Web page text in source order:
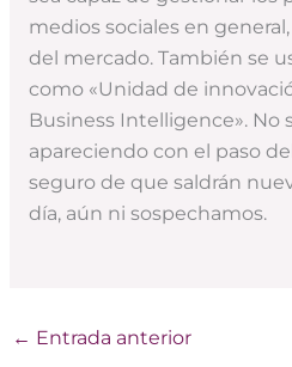
medios sociales en
del mercado. También se
como «Unidad de
Business Intelligence». No
apareciendo con el paso
seguro de que saldrán
día, aún ni sospechamos.
← Entrada anterior